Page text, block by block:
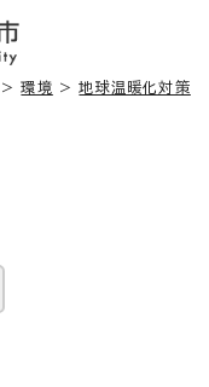
>環境 >地球温暖化対策